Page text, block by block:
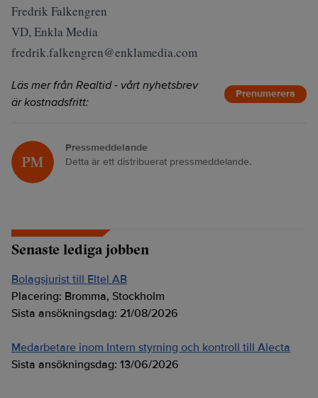
Fredrik Falkengren
VD, Enkla Media
fredrik.falkengren@enklamedia.com
Läs mer från Realtid - vårt nyhetsbrev
är kostnadsfritt:
Prenumerera
Pressmeddelande
Detta är ett distribuerat pressmeddelande.
Senaste lediga jobben
Bolagsjurist till Eltel AB
Placering: Bromma, Stockholm
Sista ansökningsdag: 21/08/2026
Medarbetare inom Intern styrning och kontroll till Alecta
Sista ansökningsdag: 13/06/2026